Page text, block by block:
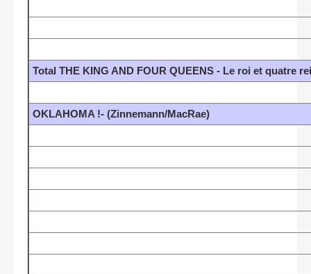
Total THE KING AND FOUR QUEENS - Le roi et quatre
OKLAHOMA !- (Zinnemann/MacRae)